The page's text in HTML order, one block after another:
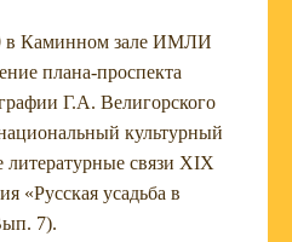
в Каминном зале ИМЛИ
плана-проспекта
Г.А. Велигорского
культурный
литературные связи XIX
«Русская усадьба в
7).